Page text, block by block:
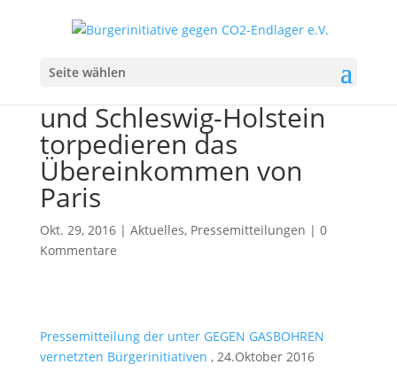
Seite wählen
PM: Landesregierungen
von Niedersachsen, NRW
und Schleswig-Holstein
torpedieren das
Übereinkommen von
Paris
Okt. 29, 2016| Aktuelles, Pressemitteilungen | 0
Kommentare
Pressemitteilung der unter GEGEN GASBOHREN
vernetzten Bürgerinitiativen , 24.Oktober 2016